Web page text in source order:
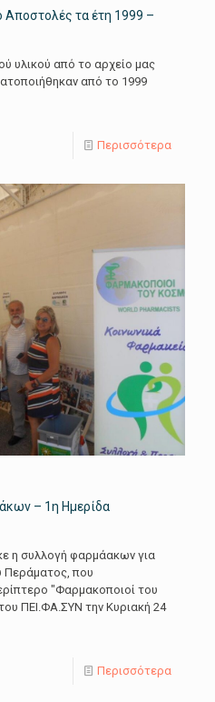
τα έτη 1999 –
υλικού από το αρχείο μας
από το 1999
Περισσότερα
– 1η Ημερίδα
η συλλογή φαρμάακων για
Περάματος, που
"Φαρμακοποιοί του
ΠΕΙ.ΦΑ.ΣΥΝ την Κυριακή 24
Περισσότερα